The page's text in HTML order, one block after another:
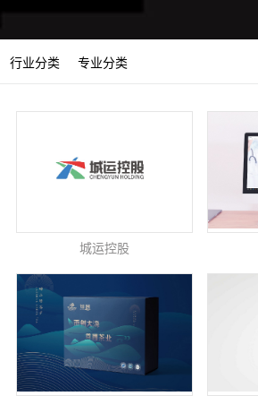
行业分类 专业分类
城运控股